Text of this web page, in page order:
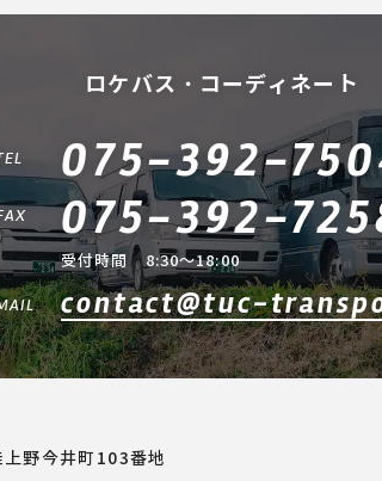
ロケバス・コーディネート
075-392-
075-392-
受付時間 8:30～18:00
contact@tuc-
野今井町103番地